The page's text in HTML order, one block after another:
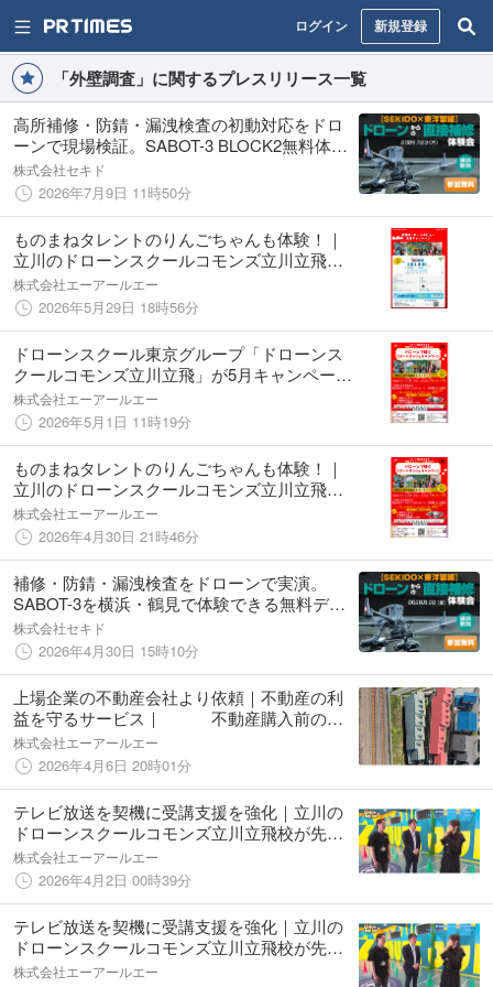
ログイン 新規登録
「外壁調査」に関するプレスリリース一覧
高所補修・防錆・漏洩検査の初動対応をドロ
ーンで現場検証。SABOT-3 BLOCK2無料体験
会を7月23日（木）横浜・鶴見で開催
株式会社セキド
2026年7月9日 11時50分
ものまねタレントのりんごちゃんも体験！｜
立川のドローンスクールコモンズ立川立飛校
が6月は初夏のドローンデビュー応援キャンペ
ーン実施！【多摩地区トップクラス】親切丁
寧低価格！！
株式会社エーアールエー
2026年5月29日 18時56分
ドローンスクール東京グループ「ドローンス
クールコモンズ立川立飛」が5月キャンペーン
を開始 １等無人航空機操縦士コースは１０
月からスタート予定
株式会社エーアールエー
2026年5月1日 11時19分
ものまねタレントのりんごちゃんも体験！｜
立川のドローンスクールコモンズ立川立飛校
が５月はドローンで稼ぐスタートダッシュキ
ャンペーン実施！
株式会社エーアールエー
2026年4月30日 21時46分
補修・防錆・漏洩検査をドローンで実演。
SABOT-3を横浜・鶴見で体験できる無料デモ
を5月22日（金）開催
株式会社セキド
2026年4月30日 15時10分
上場企業の不動産会社より依頼｜不動産の利
益を守るサービス｜ 不動産購入前の屋
根・外壁ドローン調査で修繕リスクを可視
化 調査費3万円（税別）＋交通費 立川
のドローンスクールコモンズ立川立飛
株式会社エーアールエー
2026年4月6日 20時01分
テレビ放送を契機に受講支援を強化｜立川の
ドローンスクールコモンズ立川立飛校が先着
10名限定キャンペーン開始
株式会社エーアールエー
2026年4月2日 00時39分
テレビ放送を契機に受講支援を強化｜立川の
ドローンスクールコモンズ立川立飛校が先着
10名限定キャンペーン開始
株式会社エーアールエー